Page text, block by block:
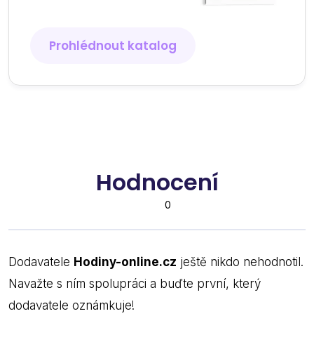
Prohlédnout katalog
Hodnocení
0
Dodavatele Hodiny-online.cz ještě nikdo nehodnotil.
Navažte s ním spolupráci a buďte první, který
dodavatele oznámkuje!